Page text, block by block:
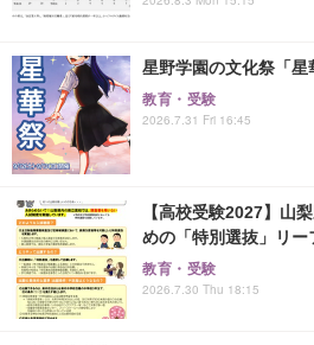
星野学園の文化祭「
教育・受験
2026.7.31 Fri 16:45
【高校受験2027】山
めの「特別選抜」リー
教育・受験
2026.7.30 Thu 18:15